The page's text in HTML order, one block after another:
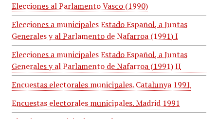
Elecciones al Parlamento Vasco (1990)
Elecciones a municipales Estado Español, a Juntas
Generales y al Parlamento de Nafarroa (1991) I
Elecciones a municipales Estado Español, a Juntas
Generales y al Parlamento de Nafarroa (1991) II
Encuestas electorales municipales. Catalunya 1991
Encuestas electorales municipales. Madrid 1991